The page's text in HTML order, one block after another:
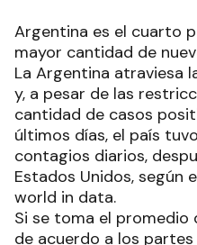
Argentina es el cuarto
mayor cantidad de
La Argentina atraviesa
y, a pesar de las
cantidad de casos
últimos días, el país
contagios diarios,
Estados Unidos, según
world in data.
Si se toma el promedio
de acuerdo a los